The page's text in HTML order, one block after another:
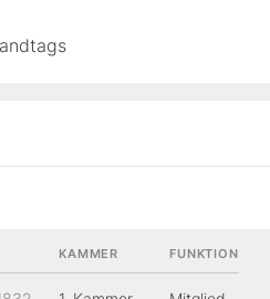
KAMMER FUNKTION